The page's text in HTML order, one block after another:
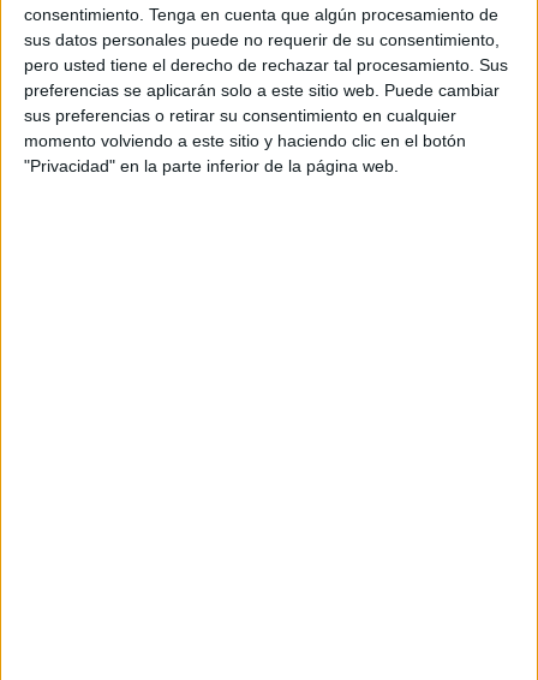
consentimiento. Tenga en cuenta que algún procesamiento de
sus datos personales puede no requerir de su consentimiento,
pero usted tiene el derecho de rechazar tal procesamiento. Sus
preferencias se aplicarán solo a este sitio web. Puede cambiar
sus preferencias o retirar su consentimiento en cualquier
momento volviendo a este sitio y haciendo clic en el botón
"Privacidad" en la parte inferior de la página web.